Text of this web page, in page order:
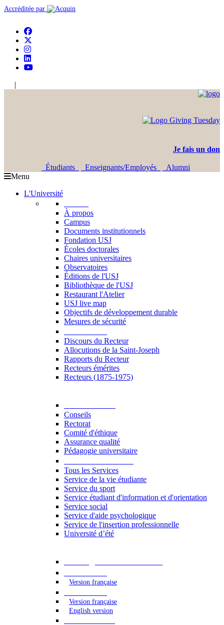
Accréditée par
|
Je fais un don
Étudiants Enseignants/Employés
Alumni
Menu
L'Université
À propos
Campus
Documents institutionnels
Fondation USJ
Écoles doctorales
Chaires universitaires
Observatoires
Éditions de l'USJ
Bibliothèque de l'USJ
Restaurant l'Atelier
USJ live map
Objectifs de développement durable
Mesures de sécurité
Discours du Recteur
Allocutions de la Saint-Joseph
Rapports du Recteur
Recteurs émérites
Recteurs (1875-1975)
Conseils
Rectorat
Comité d'éthique
Assurance qualité
Pédagogie universitaire
Tous les Services
Service de la vie étudiante
Service du sport
Service étudiant d'information et d'orientation
Service social
Service d'aide psychologique
Service de l'insertion professionnelle
Université d’été
Version française
Version française
English version